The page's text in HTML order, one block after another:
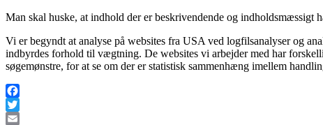
Man skal huske, at indhold der er beskrivendende og indholdsmæssigt
Vi er begyndt at analyse på websites fra USA ved logfilsanalyser og
indbyrdes forhold til vægtning. De websites vi arbejder med har
søgemønstre, for at se om der er statistisk sammenhæng imellem
Facebook
Twitter